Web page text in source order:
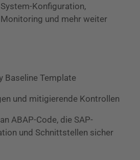
Konfiguration,
und mehr weiter
Baseline Template
und mitigierende Kontrollen
ABAP-Code, die SAP-
und Schnittstellen sicher